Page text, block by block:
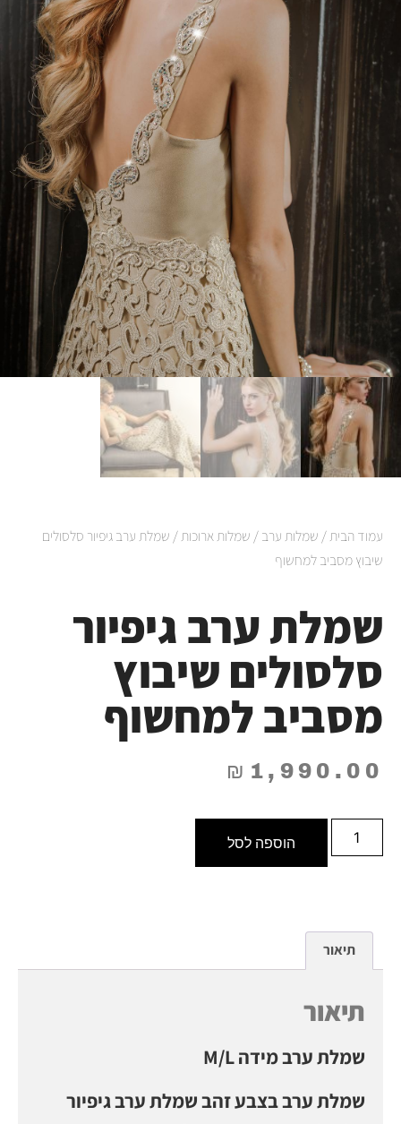
עמוד הבית/ שמלות ערב/ שמלות ארוכות/ שמלת ערב גיפיור סלסולים
שיבוץ מסביב למחשוף
שמלת ערב גיפיור
סלסולים שיבוץ
מסביב למחשוף
₪ 1,990.00
הוספה לסל
תיאור
תיאור
שמלת ערב מידה M/L
שמלת ערב בצבע זהב שמלת ערב גיפיור